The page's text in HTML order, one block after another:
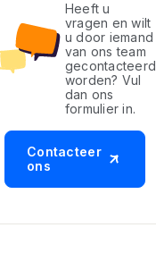
Heeft u
vragen en wilt
u door iemand
van ons team
gecontacteerd
worden? Vul
dan ons
formulier in.
Contacteer
ons